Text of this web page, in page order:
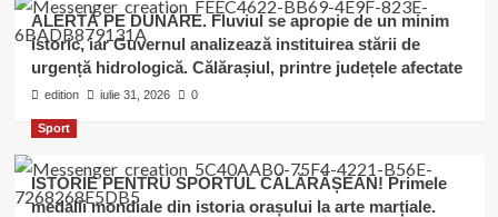
ALERTĂ PE DUNĂRE. Fluviul se apropie de un minim
istoric, iar Guvernul analizează instituirea stării de
urgență hidrologică. Călărașiul, printre județele afectate
edition iulie 31, 2026 0
Sport
ISTORIE PENTRU SPORTUL CĂLĂRĂȘEAN! Primele
medalii mondiale din istoria orașului la arte marțiale.